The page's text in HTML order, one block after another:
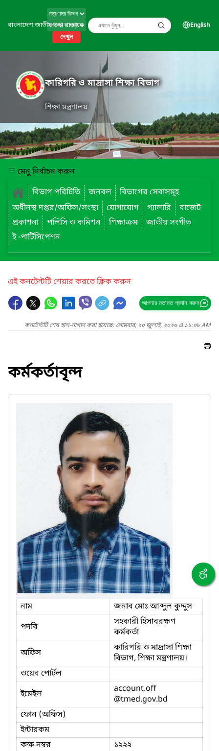
বাংলাদেশ জাতীয় তথ্য বাতায়ন
দেখুন
English
কারিগরি ও মাদ্রাসা শিক্ষা বিভাগ
শিক্ষা মন্ত্রণালয়
মেনু নির্বাচন করুন
বিভাগ পরিচিতি
জনবল
বিভাগের সেবাসমূহ
অধীনস্থ দপ্তর/অফিস/সংস্থা
যোগাযোগ গ্যালারি
বাজেট
প্রকাশনা
পলিসি ও কমিশন শিক্ষাক্রম
জাতীয় সংগীত
ই -পার্টিসিপেশন
এই কনটেন্টটি শেয়ার করতে ক্লিক করুন
আপনার মতামত প্রদান করুন
কনটেন্টটি শেষ হাল-নাগাদ করা হয়েছে: সোমবার, ২০ জুলাই, ২০২৬ এ ১১:০৮ AM
কর্মকর্তাবৃন্দ
নাম
জনাব মোঃ আব্দুল কুদ্দুস
পদবি
সহকারী হিসাবরক্ষণ
কর্মকর্তা
অফিস
কারিগরি ও মাদ্রাসা শিক্ষা
বিভাগ, শিক্ষা মন্ত্রণালয়।
ওয়েব পোর্টল
ইমেইল
account.off
@tmed.gov.bd
ফোন (অফিস)
ইন্টারকম
কক্ষ নম্বর
১২২২